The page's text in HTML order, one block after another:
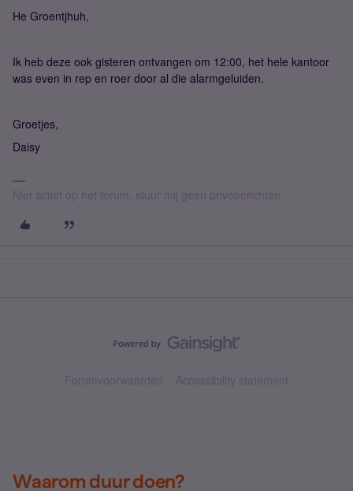
He Groentjhuh,
Ik heb deze ook gisteren ontvangen om 12:00, het hele kantoor
was even in rep en roer door al die alarmgeluiden.
Groetjes,
Daisy
Niet actief op het forum, stuur mij geen privéberichten
Forumvoorwaarden Accessibility statement
Waarom duur doen?